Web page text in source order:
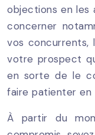
objections en les
concerner
vos concurrents,
votre prospect
en sorte de le
faire patienter en
À partir du